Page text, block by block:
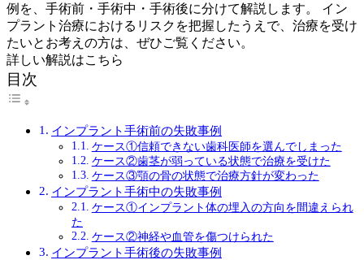
例を、手術前・手術中・手術後に分けて解説します。 イン
プラント治療におけるリスクを把握したうえで、治療を受け
たいとお考えの方は、ぜひご覧ください。
詳しい解説はこちら
目次
インプラント手術前の失敗事例
ケース①信頼できない歯科医師を選んでしまった
ケース②歯茎が弱っている状態で治療を受けた
ケース③顎の骨の状態で治療方針が変わった
インプラント手術中の失敗事例
ケース①インプラント体の埋入の方向を間違えられ
た
ケース②神経や血管を傷つけられた
インプラント手術後の失敗事例